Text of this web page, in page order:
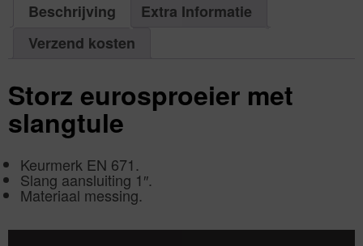
Beschrijving
Extra Informatie
Verzend kosten
Storz eurosproeier met
slangtule
Keurmerk EN 671.
Slang aansluiting 1″.
Materiaal messing.